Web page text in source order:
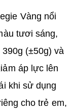
Vàng nổi
tươi sáng,
(±50g) và
áp lực lên
khi sử dụng
cho trẻ em,